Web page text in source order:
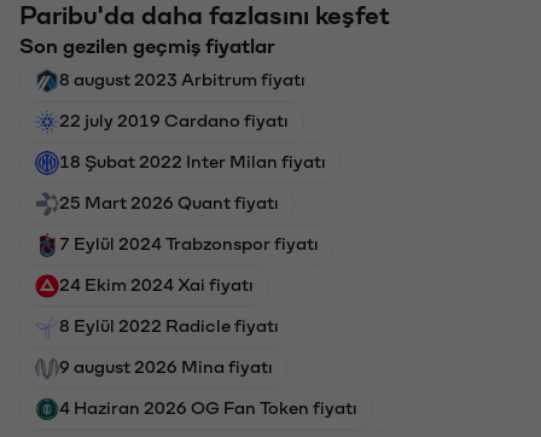
Paribu'da daha fazlasını keşfet
Son gezilen geçmiş fiyatlar
8 august 2023 Arbitrum fiyatı
22 july 2019 Cardano fiyatı
18 Şubat 2022 Inter Milan fiyatı
25 Mart 2026 Quant fiyatı
7 Eylül 2024 Trabzonspor fiyatı
24 Ekim 2024 Xai fiyatı
8 Eylül 2022 Radicle fiyatı
9 august 2026 Mina fiyatı
4 Haziran 2026 OG Fan Token fiyatı